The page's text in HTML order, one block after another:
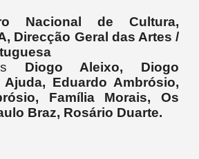
Nacional de Cultura,
Direcção Geral das Artes /
Diogo Aleixo, Diogo
Ajuda, Eduardo Ambrósio,
Família Morais, Os
Braz, Rosário Duarte.